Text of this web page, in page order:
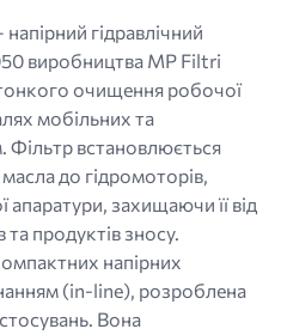
гідравлічний
виробництва MP Filtri
очищення робочої
мобільних та
Фільтр встановлюється
масла до гідромоторів,
апаратури, захищаючи її від
продуктів зносу.
напірних
(in-line), розроблена
Вона